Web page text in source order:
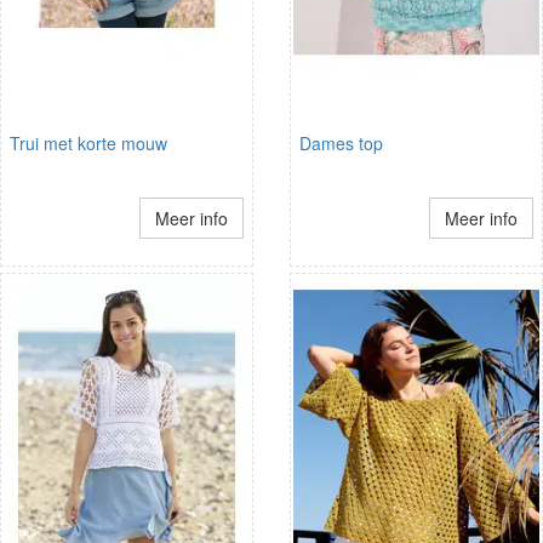
Trui met korte mouw
Meer info
Dames top
Meer info